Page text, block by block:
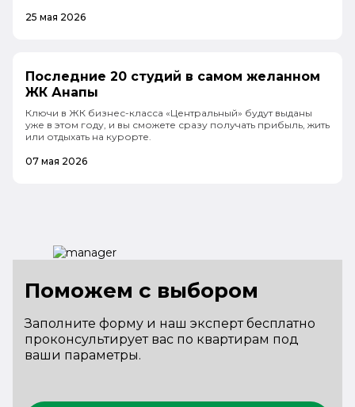
25 мая 2026
Последние 20 студий в самом желанном
ЖК Анапы
Ключи в ЖК бизнес-класса «Центральный» будут выданы
уже в этом году, и вы сможете сразу получать прибыль, жить
или отдыхать на курорте.
07 мая 2026
Поможем с выбором
Заполните форму и наш эксперт бесплатно
проконсультирует вас по квартирам под
ваши параметры.